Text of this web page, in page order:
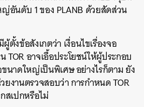
อันดับ 1 ของ PLANB ด้วยสัดส่วน
ตั้งข้อสังเกตว่า เงื่อนไขเรื่องจอ
TOR อาจเอื้อประโยชน์ให้ผู้ประกอบ
นาดใหญ่เป็นพิเศษ อย่างไรก็ตาม ยัง
งานตรวจสอบว่า การกำหนด TOR
สเปกหรือไม่